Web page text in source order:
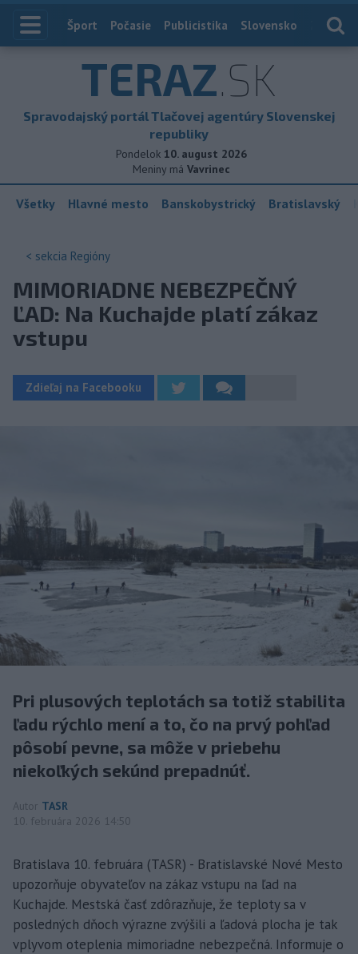
Index
Šport Počasie Publicistika Slovensko
TERAZ.SK
Spravodajský portál Tlačovej agentúry Slovenskej
republiky
Pondelok 10. august 2026
Meniny má Vavrinec
Všetky Hlavné mesto Banskobystrický Bratislavský
< sekcia Regióny
MIMORIADNE NEBEZPEČNÝ
ĽAD: Na Kuchajde platí zákaz
vstupu
Zdieľaj na Facebooku
Pri plusových teplotách sa totiž stabilita
ľadu rýchlo mení a to, čo na prvý pohľad
pôsobí pevne, sa môže v priebehu
niekoľkých sekúnd prepadnúť.
Autor TASR
10. februára 2026 14:50
Bratislava 10. februára (TASR) - Bratislavské Nové Mesto
upozorňuje obyvateľov na zákaz vstupu na ľad na
Kuchajde. Mestská časť zdôrazňuje, že teploty sa v
posledných dňoch výrazne zvýšili a ľadová plocha je tak
vplyvom oteplenia mimoriadne nebezpečná. Informuje o